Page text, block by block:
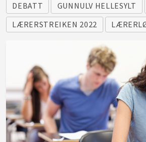
DEBATT GUNNULV HELLESYLT
LÆRERSTREIKEN 2022